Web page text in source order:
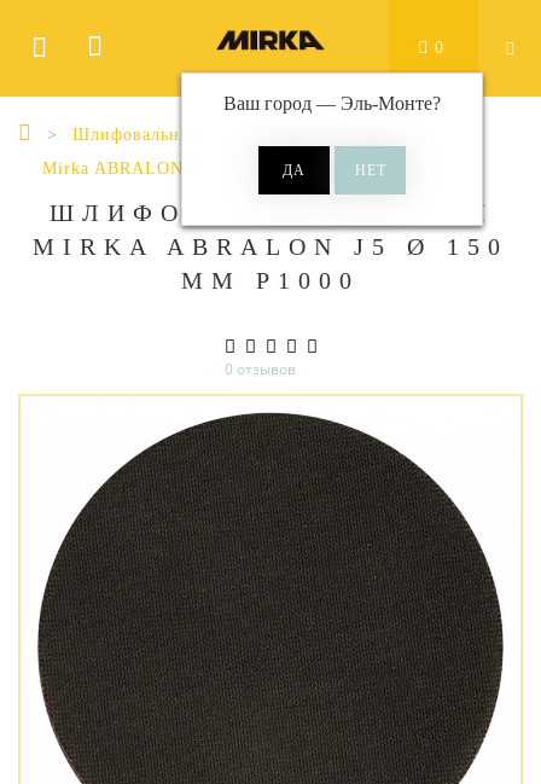
Ваш город — Эль-Монте?
0
Шлифовальные материалы
Mirka ABRALON
Abralon J5 Ø 150 мм
ШЛИФОВАЛЬНЫЕ КРУГИ
MIRKA ABRALON J5 Ø 150
ММ P1000
0 отзывов